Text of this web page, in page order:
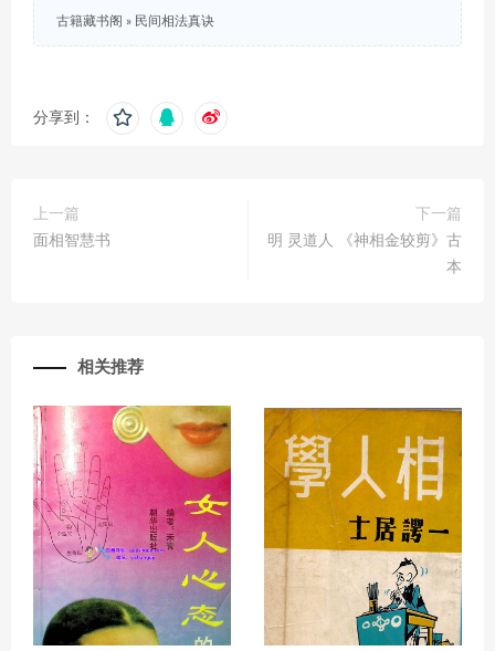
古籍藏书阁 » 民间相法真诀
分享到：
上一篇
面相智慧书
下一篇
明 灵道人 《神相金较剪》古
本
相关推荐